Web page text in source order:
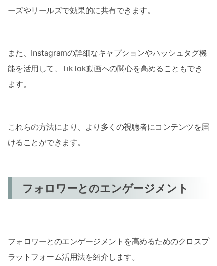
ーズやリールズで効果的に共有できます。
また、Instagramの詳細なキャプションやハッシュタグ機
能を活用して、TikTok動画への関心を高めることもでき
ます。
これらの方法により、より多くの視聴者にコンテンツを届
けることができます。
フォロワーとのエンゲージメント
フォロワーとのエンゲージメントを高めるためのクロスプ
ラットフォーム活用法を紹介します。